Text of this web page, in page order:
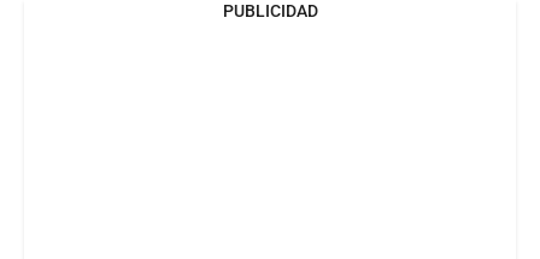
PUBLICIDAD